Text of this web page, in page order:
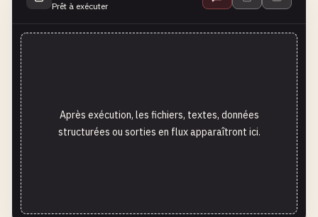
Prêt à exécuter
Après exécution, les fichiers, textes, données
structurées ou sorties en flux apparaîtront ici.